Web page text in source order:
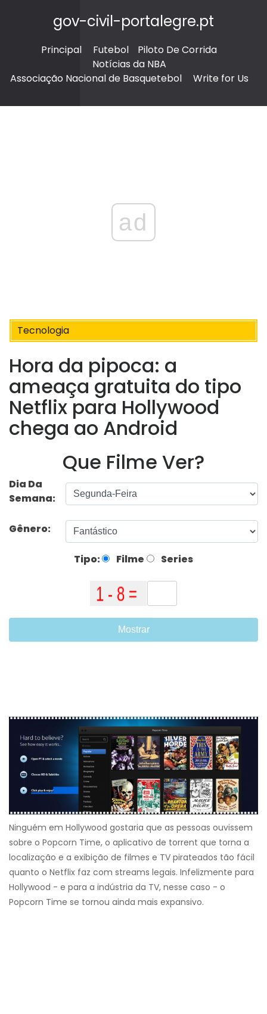
gov-civil-portalegre.pt
Principal Futebol
Piloto De Corrida
Notícias da NBA
Associação Nacional de Basquetebol
Write for Us
ad
Tecnologia
Hora da pipoca: a
ameaça gratuita do tipo
Netflix para Hollywood
chega ao Android
Que Filme Ver?
Dia Da
Semana:
Gênero:
Tipo: Filme Series
Mostrar
Ninguém em Hollywood gostaria que as pessoas ouvissem
sobre o Popcorn Time, o aplicativo de torrent que torna a
localização e a exibição de filmes e TV pirateados tão fácil
quanto o Netflix faz com streams legais. Infelizmente para
Hollywood - e para a indústria da TV, nesse caso - o
Popcorn Time se tornou ainda mais expansivo.